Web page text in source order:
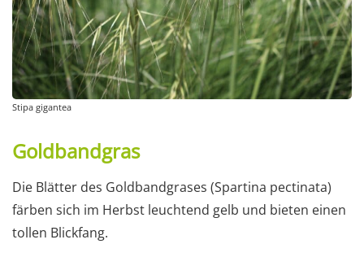
Stipa gigantea
Goldbandgras
Die Blätter des Goldbandgrases (Spartina pectinata)
färben sich im Herbst leuchtend gelb und bieten einen
tollen Blickfang.